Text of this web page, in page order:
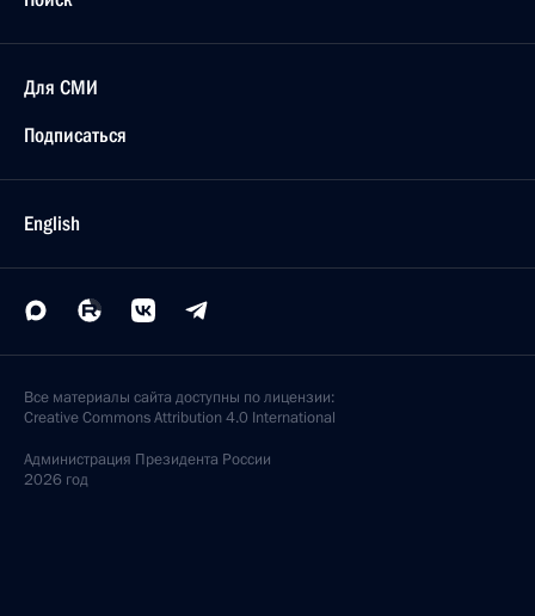
Для СМИ
Подписаться
English
Все материалы сайта доступны по лицензии:
Creative Commons Attribution 4.0 International
Администрация Президента России
2026 год